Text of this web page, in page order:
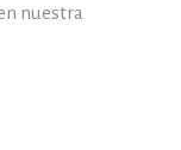
nuestra